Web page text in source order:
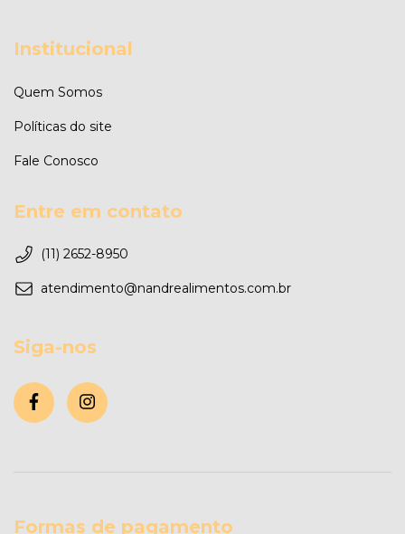
Institucional
Quem Somos
Políticas do site
Fale Conosco
Entre em contato
(11) 2652-8950
atendimento@nandrealimentos.com.br
Siga-nos
Formas de pagamento